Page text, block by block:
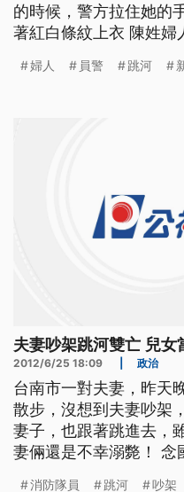
的時候，警方拉住她的手
著紅白條紋上衣 陳姓婦
還用手比劃 警告員警，
婦人 員警 跳河
夫妻吵架跳河雙亡 兒女
2012/6/25 18:09 政治
台南市一對夫妻，昨天
散步，沒想到夫妻吵架
妻子，也跟著跳進去，
妻倆還是不幸溺斃！ 念
消防隊員 跳河 吵架